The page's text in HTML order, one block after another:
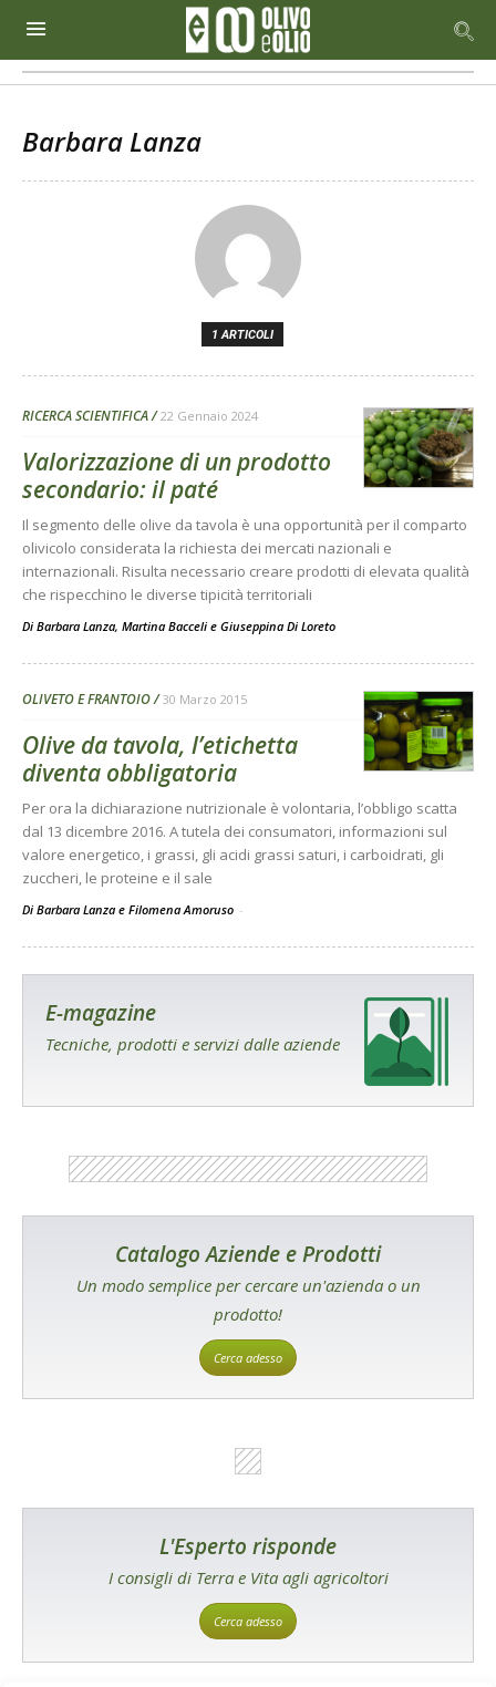
Barbara Lanza
1 ARTICOLI
RICERCA SCIENTIFICA 22 Gennaio 2024
Valorizzazione di un prodotto
secondario: il paté
Il segmento delle olive da tavola è una opportunità per il comparto
olivicolo considerata la richiesta dei mercati nazionali e
internazionali. Risulta necessario creare prodotti di elevata qualità
che rispecchino le diverse tipicità territoriali
Di Barbara Lanza, Martina Bacceli e Giuseppina Di Loreto
OLIVETO E FRANTOIO 30 Marzo 2015
Olive da tavola, l’etichetta
diventa obbligatoria
Per ora la dichiarazione nutrizionale è volontaria, l’obbligo scatta
dal 13 dicembre 2016. A tutela dei consumatori, informazioni sul
valore energetico, i grassi, gli acidi grassi saturi, i carboidrati, gli
zuccheri, le proteine e il sale
Di Barbara Lanza e Filomena Amoruso -
E-magazine
Tecniche, prodotti e servizi dalle aziende
Catalogo Aziende e Prodotti
Un modo semplice per cercare un'azienda o un
prodotto!
Cerca adesso
L'Esperto risponde
I consigli di Terra e Vita agli agricoltori
Cerca adesso